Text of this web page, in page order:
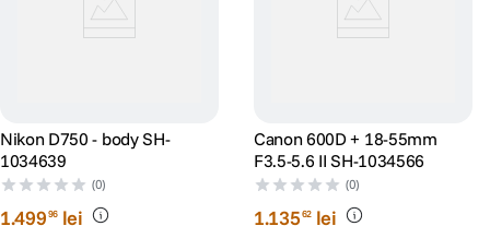
Nikon D750 - body SH-
1034639
(0)
1.49996 lei
Canon 600D + 18-55mm
F3.5-5.6 II SH-1034566
(0)
1.13562 lei